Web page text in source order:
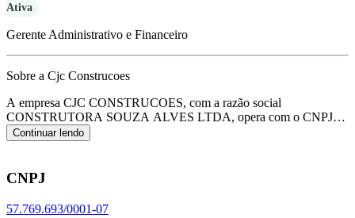
Ativa
Gerente Administrativo e Financeiro
Sobre a Cjc Construcoes
A empresa CJC CONSTRUCOES, com a razão social
CONSTRUTORA SOUZA ALVES LTDA, opera com o CNPJ
57.769.693/0001-07 e tem sua sede localizada em Sena
Madureira/AC.Seu foco principal de atuação é de construção de
Continuar lendo
CNPJ
57.769.693/0001-07